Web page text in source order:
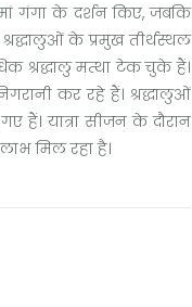
गंगा के दर्शन किए, जबकि
श्रद्धालुओं के प्रमुख तीर्थस्थल
श्रद्धालु मत्था टेक चुके हैं।
कर रहे हैं। श्रद्धालुओं
हैं। यात्रा सीजन के दौरान
मिल रहा है।